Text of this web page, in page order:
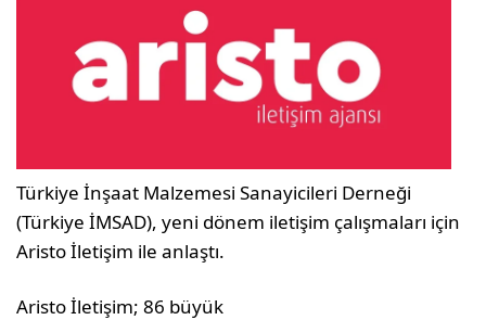
Türkiye İnşaat Malzemesi Sanayicileri Derneği
(Türkiye İMSAD), yeni dönem iletişim çalışmaları için
Aristo İletişim ile anlaştı.
Aristo İletişim; 86 büyük